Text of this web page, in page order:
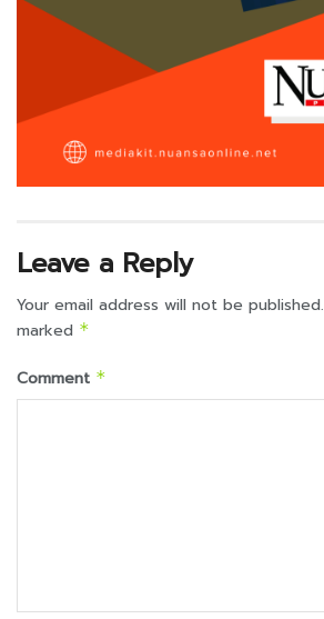
Leave a Reply
Your email address will not be published.
marked *
Comment *